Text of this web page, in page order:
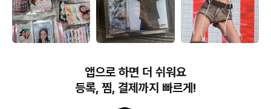
큐스토 큐티스트리트 파루
땅/하루카 브로마이드 12
장 세트
초고화질 키스오브라이프
아이돌 레어 데이터
앱으로 하면 더 쉬워요
등록, 찜, 결제까지 빠르게!